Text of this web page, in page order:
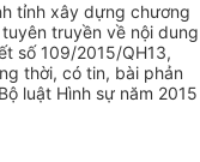
tỉnh xây dựng chương
truyền về nội dung
số 109/2015/QH13,
thời, có tin, bài phản
luật Hình sự năm 2015